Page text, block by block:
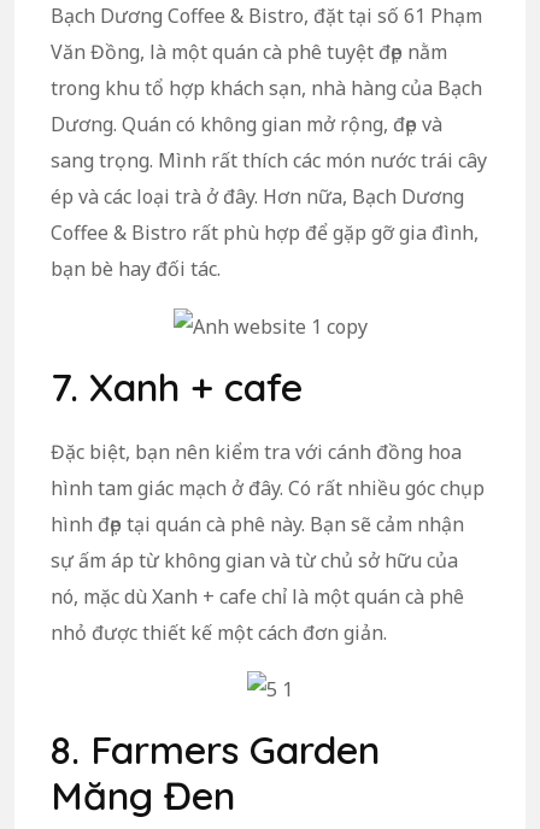
Bạch Dương Coffee & Bistro, đặt tại số 61 Phạm
Văn Đồng, là một quán cà phê tuyệt đẹp nằm
trong khu tổ hợp khách sạn, nhà hàng của Bạch
Dương. Quán có không gian mở rộng, đẹp và
sang trọng. Mình rất thích các món nước trái cây
ép và các loại trà ở đây. Hơn nữa, Bạch Dương
Coffee & Bistro rất phù hợp để gặp gỡ gia đình,
bạn bè hay đối tác.
7. Xanh + cafe
Đặc biệt, bạn nên kiểm tra với cánh đồng hoa
hình tam giác mạch ở đây. Có rất nhiều góc chụp
hình đẹp tại quán cà phê này. Bạn sẽ cảm nhận
sự ấm áp từ không gian và từ chủ sở hữu của
nó, mặc dù Xanh + cafe chỉ là một quán cà phê
nhỏ được thiết kế một cách đơn giản.
8. Farmers Garden
Măng Đen